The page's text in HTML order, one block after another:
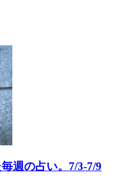
週の占い。7/3-7/9